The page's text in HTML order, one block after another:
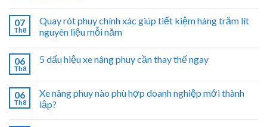
07
Th8
Quay rót phuy chính xác giúp tiết kiệm hàng trăm lít
nguyên liệu mỗi năm
06
Th8
5 dấu hiệu xe nâng phuy cần thay thế ngay
06
Th8
Xe nâng phuy nào phù hợp doanh nghiệp mới thành
lập?